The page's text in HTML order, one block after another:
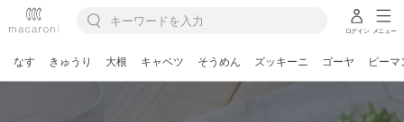
ログイン メニュー
なす きゅうり 大根 キャベツ そうめん ズッキーニ ゴーヤ ピーマ